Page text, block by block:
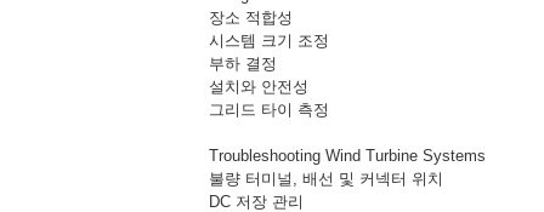
장소 적합성
시스템 크기 조정
부하 결정
설치와 안전성
그리드 타이 측정
Troubleshooting Wind Turbine Systems
불량 터미널, 배선 및 커넥터 위치
DC 저장 관리